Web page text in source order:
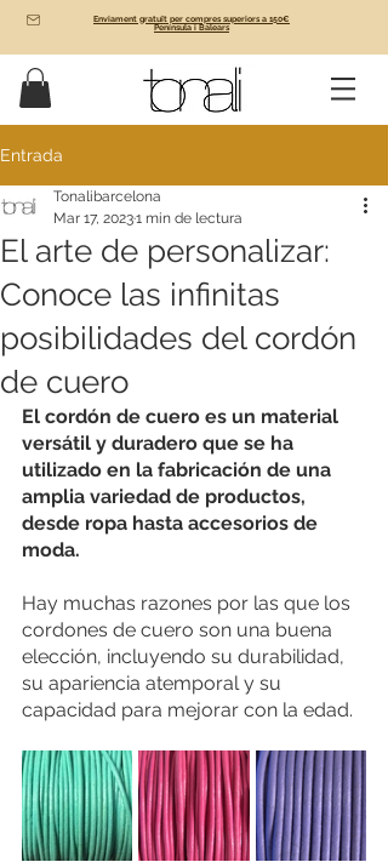
Enviament gratuït per compres superiors a 150€
Península i Balears
Entrada
El arte de personalizar:
Conoce las infinitas
posibilidades del cordón
de cuero
Tonalibarcelona
Mar 17, 20231 min de lectura
El cordón de cuero es un material
versátil y duradero que se ha
utilizado en la fabricación de una
amplia variedad de productos,
desde ropa hasta accesorios de
moda.
Hay muchas razones por las que los
cordones de cuero son una buena
elección, incluyendo su durabilidad,
su apariencia atemporal y su
capacidad para mejorar con la edad.